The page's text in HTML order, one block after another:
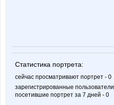
Статистика портрета:
сейчас просматривают портрет - 0
зарегистрированные пользователи
посетившие портрет за 7 дней - 0